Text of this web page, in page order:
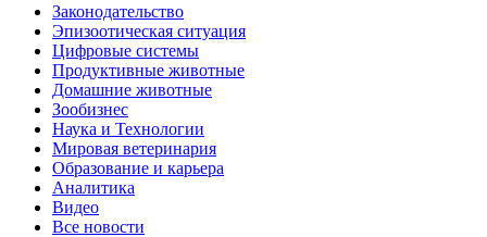
Законодательство
Эпизоотическая ситуация
Цифровые системы
Продуктивные животные
Домашние животные
Зообизнес
Наука и Технологии
Мировая ветеринария
Образование и карьера
Аналитика
Видео
Все новости